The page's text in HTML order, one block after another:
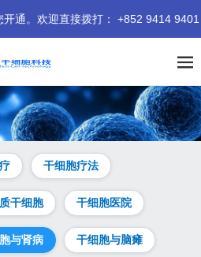
欢迎直接拨打： +852 9414 9401 我
干细胞疗法
干细胞 干细胞医院
与肾病 干细胞与脑瘫